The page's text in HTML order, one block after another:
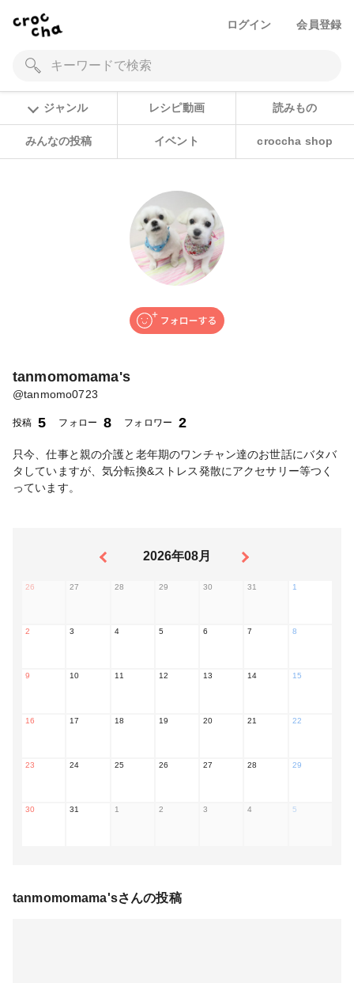
ログイン 会員登録
ジャンル レシピ動画 読みもの
みんなの投稿 イベント croccha shop
tanmomomama's
@tanmomo0723
投稿 5 フォロー 8 フォロワー 2
只今、仕事と親の介護と老年期のワンチャン達のお世話にバタバ
タしていますが、気分転換&ストレス発散にアクセサリー等つく
っています。
2026年08月
26 27 28 29 30 31 1
2 3 4 5 6 7 8
9 10 11 12 13 14 15
16 17 18 19 20 21 22
23 24 25 26 27 28 29
30 31 1 2 3 4 5
tanmomomama'sさんの投稿